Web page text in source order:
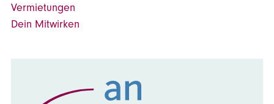
Vermietungen
Dein Mitwirken